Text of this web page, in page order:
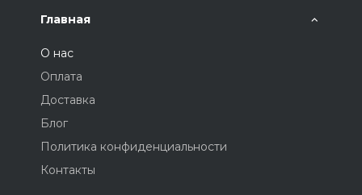
Главная
О нас
Оплата
Доставка
Блог
Политика конфиденциальности
Контакты